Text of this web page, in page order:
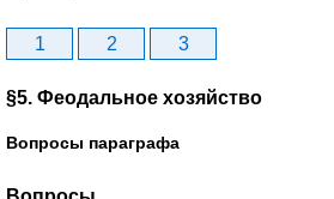
1 2 3
§5. Феодальное хозяйство
Вопросы параграфа